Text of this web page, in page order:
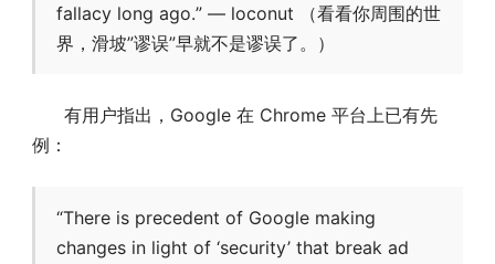
fallacy long ago.” — loconut （看看你周围的世
界，滑坡”谬误”早就不是谬误了。）
有用户指出，Google 在 Chrome 平台上已有先
例：
“There is precedent of Google making
changes in light of ‘security’ that break ad